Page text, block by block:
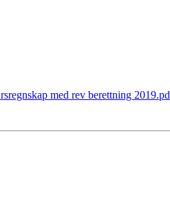
med rev berettning